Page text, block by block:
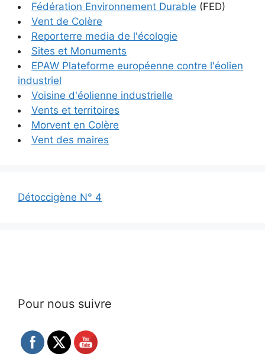
Fédération Environnement Durable (FED)
Vent de Colère
Reporterre media de l'écologie
Sites et Monuments
EPAW Plateforme européenne contre l'éolien
industriel
Voisine d'éolienne industrielle
Vents et territoires
Morvent en Colère
Vent des maires
Détoccigène N° 4
Pour nous suivre